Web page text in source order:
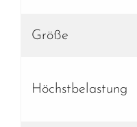
Größe
Höchstbelastung